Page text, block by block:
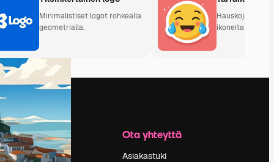
Minimalistiset logot rohkealla
geometrialla.
Hauskoja ja
ikoneita
Yritys
Hinnoittelu
Ota yhteyttä
Asiakastuki